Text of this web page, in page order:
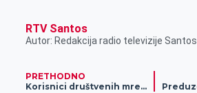
RTV Santos
Autor: Redakcija radio televizije Santos
PRETHODNO
Korisnici društvenih mreža na meti novog hakerskog napada